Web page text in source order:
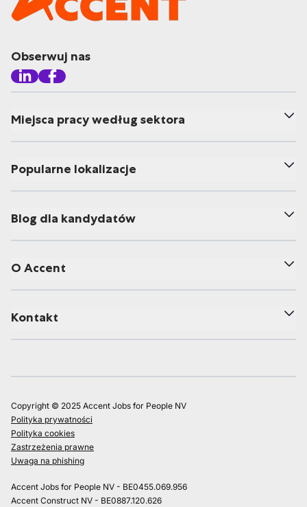
Obserwuj nas
Miejsca pracy według sektora
Popularne lokalizacje
Blog dla kandydatów
O Accent
Kontakt
Copyright © 2025 Accent Jobs for People NV
Polityka prywatności
Polityka cookies
Zastrzeżenia prawne
Uwaga na phishing
Accent Jobs for People NV - BE0455.069.956
Accent Construct NV - BE0887.120.626